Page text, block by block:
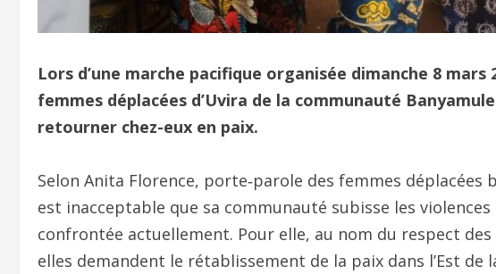
Lors d’une marche pacifique organisée dimanche 8
femmes déplacées d’Uvira de la communauté
retourner chez-eux en paix.
Selon Anita Florence, porte‑parole des femmes déplacées
est inacceptable que sa communauté subisse les
confrontée actuellement. Pour elle, au nom du respect
elles demandent le rétablissement de la paix dans l’Est